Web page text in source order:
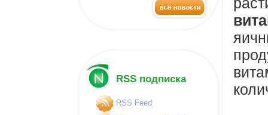
RSS подписка
RSS Feed